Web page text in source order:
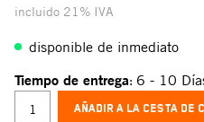
incluido 21% IVA
disponible de inmediato
Tiempo de entrega: 6 - 10
AÑADIR A LA CESTA DE